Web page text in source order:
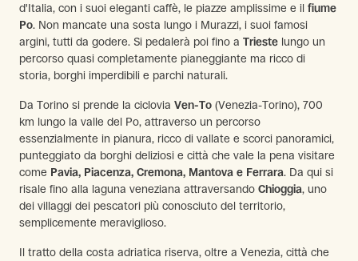
d'Italia, con i suoi eleganti caffè, le piazze amplissime e il fiume
Po. Non mancate una sosta lungo i Murazzi, i suoi famosi
argini, tutti da godere. Si pedalerà poi fino a Trieste lungo un
percorso quasi completamente pianeggiante ma ricco di
storia, borghi imperdibili e parchi naturali.
Da Torino si prende la ciclovia Ven-To (Venezia-Torino), 700
km lungo la valle del Po, attraverso un percorso
essenzialmente in pianura, ricco di vallate e scorci panoramici,
punteggiato da borghi deliziosi e città che vale la pena visitare
come Pavia, Piacenza, Cremona, Mantova e Ferrara. Da qui si
risale fino alla laguna veneziana attraversando Chioggia, uno
dei villaggi dei pescatori più conosciuto del territorio,
semplicemente meraviglioso.
Il tratto della costa adriatica riserva, oltre a Venezia, città che